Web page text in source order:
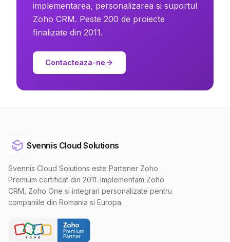
implementarea, personalizarea si suportul
Zoho CRM. Peste 200 de proiecte
finalizate din 2011.
Contacteaza-ne
Svennis Cloud Solutions
Svennis Cloud Solutions este Partener Zoho
Premium certificat din 2011. Implementam Zoho
CRM, Zoho One si integrari personalizate pentru
companiile din Romania si Europa.